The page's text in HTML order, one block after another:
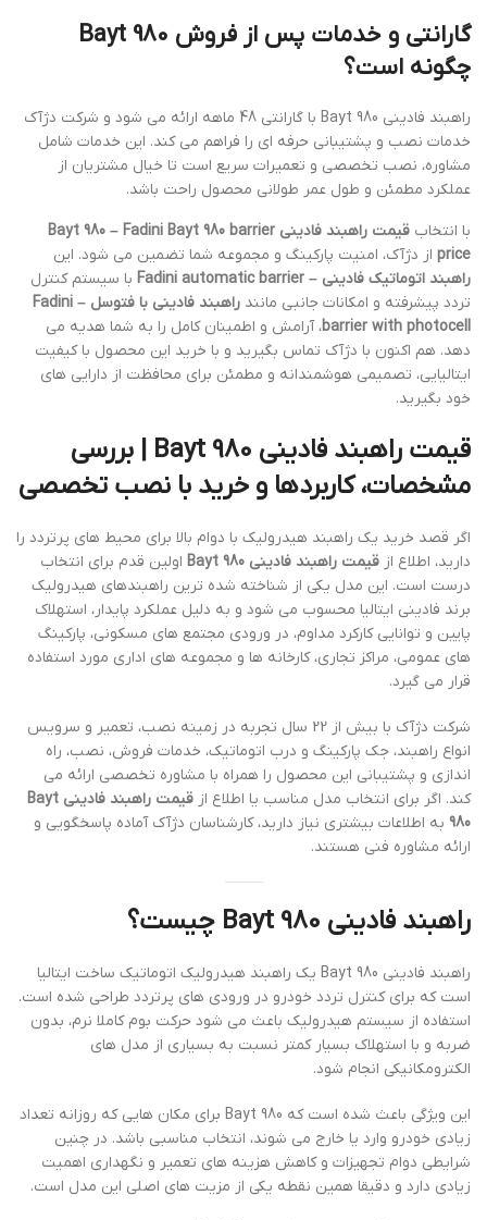
گارانتی و خدمات پس از فروش Bayt 980
چگونه است؟
راهبند فادینی Bayt 980 با گارانتی 48 ماهه ارائه می شود و شرکت دژآک
خدمات نصب و پشتیبانی حرفه ای را فراهم می کند. این خدمات شامل
مشاوره، نصب تخصصی و تعمیرات سریع است تا خیال مشتریان از
عملکرد مطمئن و طول عمر طولانی محصول راحت باشد.
با انتخاب
قیمت راهبند فادینی Bayt 980 – Fadini Bayt 980 barrier
price از دژآک، امنیت پارکینگ و مجموعه شما تضمین می شود. این
راهبند اتوماتیک فادینی – Fadini automatic barrier
با سیستم کنترل
تردد پیشرفته و امکانات جانبی مانند
راهبند فادینی با فتوسل – Fadini
barrier with photocell، آرامش و اطمینان کامل را به شما هدیه می
دهد. هم اکنون با دژآک تماس بگیرید و با خرید این محصول با کیفیت
ایتالیایی، تصمیمی هوشمندانه و مطمئن برای محافظت از دارایی های
خود بگیرید.
قیمت راهبند فادینی Bayt 980 | بررسی
مشخصات، کاربردها و خرید با نصب تخصصی
اگر قصد خرید یک راهبند هیدرولیک با دوام بالا برای محیط های پرتردد را
دارید، اطلاع از قیمت راهبند فادینی Bayt 980
اولین قدم برای انتخاب
درست است. این مدل یکی از شناخته شده ترین راهبندهای هیدرولیک
برند فادینی ایتالیا محسوب می شود و به دلیل عملکرد پایدار، استهلاک
پایین و توانایی کارکرد مداوم، در ورودی مجتمع های مسکونی، پارکینگ
های عمومی، مراکز تجاری، کارخانه ها و مجموعه های اداری مورد استفاده
قرار می گیرد.
شرکت دژآک با بیش از 22 سال تجربه در زمینه نصب، تعمیر و سرویس
انواع راهبند، جک پارکینگ و درب اتوماتیک، خدمات فروش، نصب، راه
اندازی و پشتیبانی این محصول را همراه با مشاوره تخصصی ارائه می
کند. اگر برای انتخاب مدل مناسب یا اطلاع از
قیمت راهبند فادینی Bayt
980 به اطلاعات بیشتری نیاز دارید، کارشناسان دژآک آماده پاسخگویی و
ارائه مشاوره فنی هستند.
راهبند فادینی Bayt 980 چیست؟
راهبند فادینی Bayt 980 یک راهبند هیدرولیک اتوماتیک ساخت ایتالیا
است که برای کنترل تردد خودرو در ورودی های پرتردد طراحی شده است.
استفاده از سیستم هیدرولیک باعث می شود حرکت بوم کاملا نرم، بدون
ضربه و با استهلاک بسیار کمتر نسبت به بسیاری از مدل های
الکترومکانیکی انجام شود.
این ویژگی باعث شده است که Bayt 980 برای مکان هایی که روزانه تعداد
زیادی خودرو وارد یا خارج می شوند، انتخاب مناسبی باشد. در چنین
شرایطی دوام تجهیزات و کاهش هزینه های تعمیر و نگهداری اهمیت
زیادی دارد و دقیقا همین نقطه یکی از مزیت های اصلی این مدل است.